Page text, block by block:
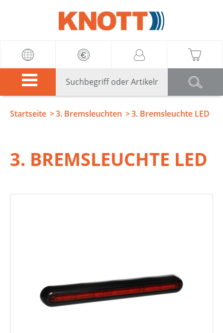
Startseite 3. Bremsleuchten 3. Bremsleuchte LED
3. BREMSLEUCHTE LED